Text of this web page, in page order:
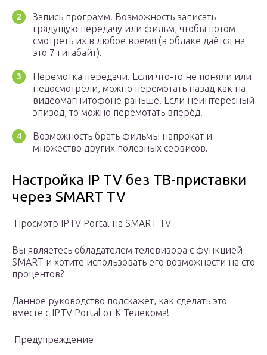
Запись программ. Возможность записать
грядущую передачу или фильм, чтобы потом
смотреть их в любое время (в облаке даётся на
это 7 гигабайт).
Перемотка передачи. Если что-то не поняли или
недосмотрели, можно перемотать назад как на
видеомагнитофоне раньше. Если неинтересный
эпизод, то можно перемотать вперёд.
Возможность брать фильмы напрокат и
множество других полезных сервисов.
Настройка IP TV без ТВ-приставки
через SMART TV
Просмотр IPTV Portal на SMART TV
Вы являетесь обладателем телевизора с функцией
SMART и хотите использовать его возможности на сто
процентов?
Данное руководство подскажет, как сделать это
вместе с IPTV Portal от К Телекома!
Предупреждение